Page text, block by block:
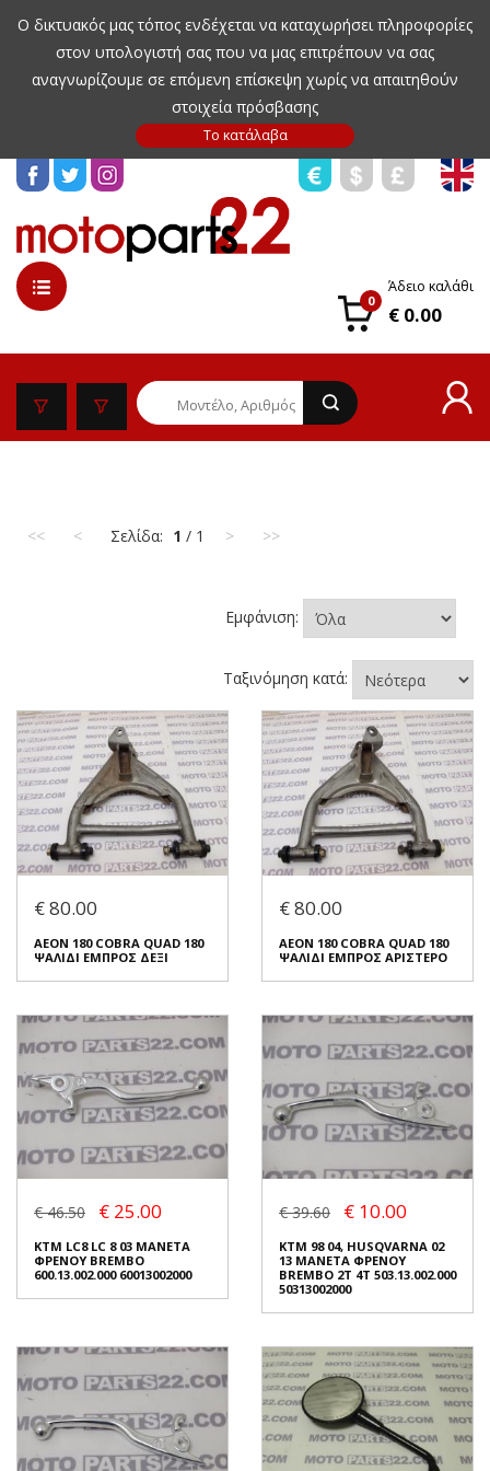
Ο δικτυακός μας τόπος ενδέχεται να καταχωρήσει πληροφορίες
στον υπολογιστή σας που να μας επιτρέπουν να σας
αναγνωρίζουμε σε επόμενη επίσκεψη χωρίς να απαιτηθούν
στοιχεία πρόσβασης
0
Άδειο καλάθι
€ 0.00
<< < Σελίδα: 1 / 1 > >>
Εμφάνιση:
Ταξινόμηση κατά:
€ 80.00
AEON 180 COBRA QUAD 180
ΨΑΛΙΔΙ ΕΜΠΡΟΣ ΔΕΞΙ
ΨΑΛΙΔΙ ΕΜΠΡΟΣ ΔΕΞΙ
Σε Απόθεμα: 1
Κατάσταση:
Προέλευση:Original
45286
€ 80.00
AEON 180 COBRA QUAD 180
ΨΑΛΙΔΙ ΕΜΠΡΟΣ ΑΡΙΣΤΕΡΟ
ΨΑΛΙΔΙ ΕΜΠΡΟΣ ΑΡΙΣΤΕΡΟ
Σε Απόθεμα: 1
Προέλευση:Original
Νούμερο Αγγελίας (SKU):
45283
€ 46.50 € 25.00
KTM LC8 LC 8 03 ΜΑΝΕΤΑ
ΦΡΕΝΟΥ BREMBO
600.13.002.000 60013002000
€ 39.60 € 10.00
KTM 98 04, HUSQVARNA 02
13 ΜΑΝΕΤΑ ΦΡΕΝΟΥ
BREMBO 2T 4T 503.13.002.000
50313002000